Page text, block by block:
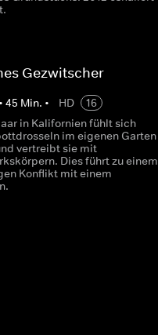
Gezwitscher
45 Min. • HD
16
in Kalifornien fühlt sich
im eigenen Garten
vertreibt sie mit
Dies führt zu einem
Konflikt mit einem